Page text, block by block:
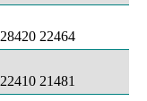
28420 22464
22410 21481